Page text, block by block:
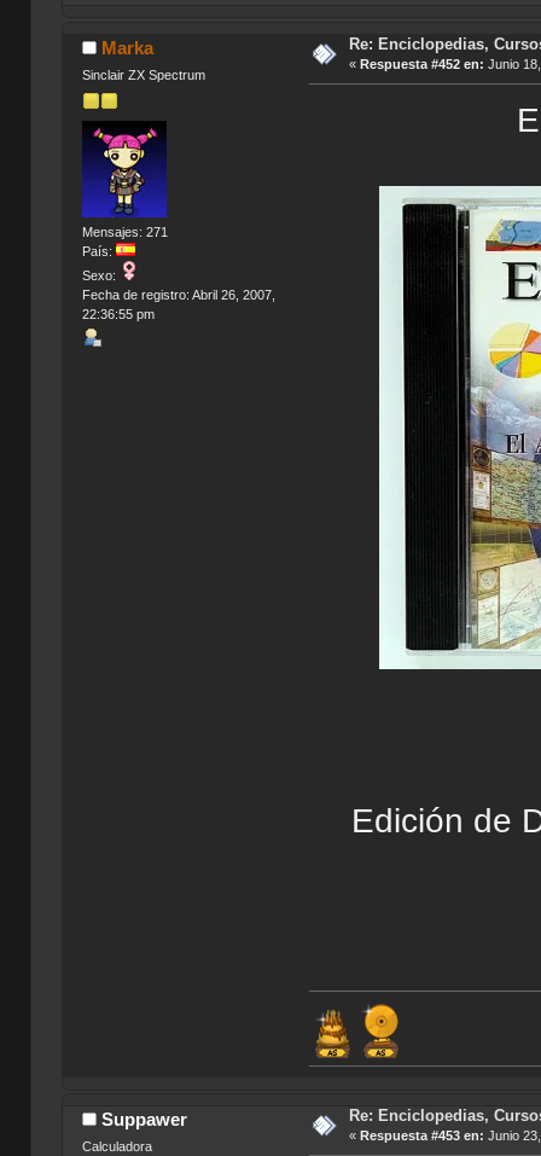
Marka
Sinclair ZX Spectrum
Mensajes: 271
País:
Sexo:
Fecha de registro: Abril 26, 2007,
22:36:55 pm
Re: Enciclopedias,
« Respuesta #452 en: Junio
Edición de
Suppawer
Calculadora
Re: Enciclopedias,
« Respuesta #453 en: Junio